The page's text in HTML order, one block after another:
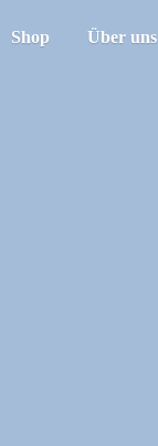
Shop Über uns